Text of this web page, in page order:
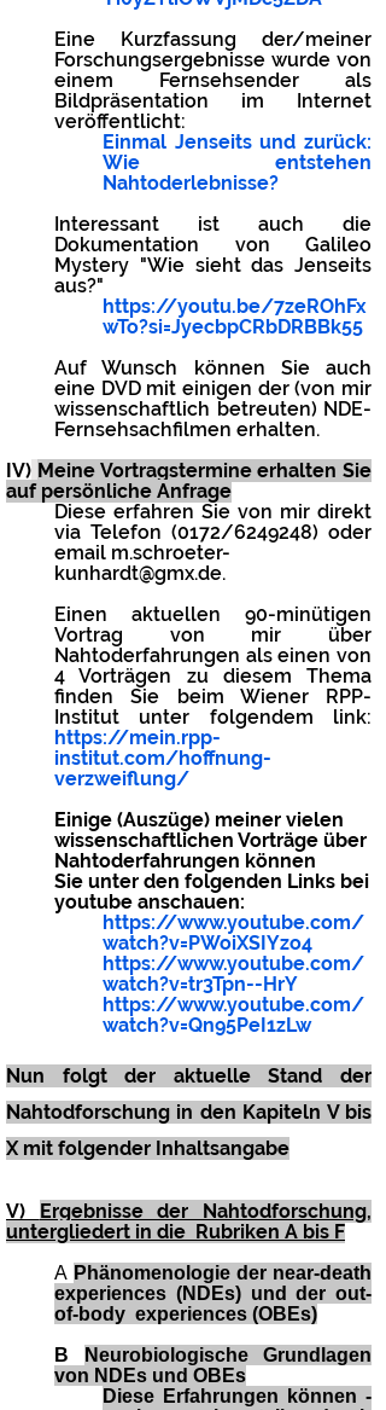
Eine Kurzfassung der/meiner
Forschungsergebnisse wurde von
einem Fernsehsender als
Bildpräsentation im Internet
veröffentlicht:​
Einmal Jenseits und zurück:
Wie entstehen
Nahtoderlebnisse?
Interessant ist auch die
Dokumentation von Galileo
Mystery "Wie sieht das Jenseits
aus?"
https://youtu.be/7zeROhFx
wTo?si=JyecbpCRbDRBBk55
Auf Wunsch können Sie auch
eine DVD mit einigen der (von mir
wissenschaftlich betreuten) NDE-
Fernsehsachfilmen erhalten.
IV) Meine Vortragstermine erhalten Sie
auf persönliche Anfrage
Diese erfahren Sie von mir direkt
via Telefon (0172/6249248) oder
email m.schroeter-
kunhardt@gmx.de.
Einen aktuellen 90-minütigen
Vortrag von mir über
Nahtoderfahrungen als einen von
4 Vorträgen zu diesem Thema
finden Sie beim Wiener RPP-
Institut unter folgendem link:
https://mein.rpp-
institut.com/hoffnung-
verzweiflung/
Einige (Auszüge) meiner vielen
wissenschaftlichen Vorträge über
Nahtoderfahrungen können
Sie unter den folgenden Links bei
youtube anschauen:
https://www.youtube.com/
watch?v=PWoiXSIYzo4
https://www.youtube.com/
watch?v=tr3Tpn--HrY
https://www.youtube.com/
watch?v=Qn95PeI1zLw
Nun folgt der aktuelle Stand der
Nahtodforschung in den Kapiteln V bis
X mit folgender Inhaltsangabe
V) Ergebnisse der Nahtodforschung,
untergliedert in die Rubriken A bis F
A Phänomenologie der near-death
experiences (NDEs) und der out-
of-body experiences (OBEs)
B
Neurobiologische Grundlagen
von NDEs und OBEs
Diese Erfahrungen können -